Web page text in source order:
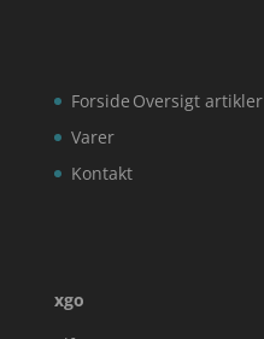
Forside
Varer
Kontakt
Oversigt artikler
xgo